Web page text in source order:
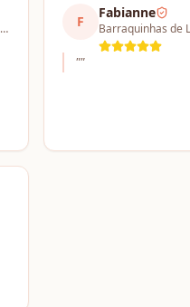
Barraquinhas de Lanches Combo a partir de 4 barracas F
Fabianne
""